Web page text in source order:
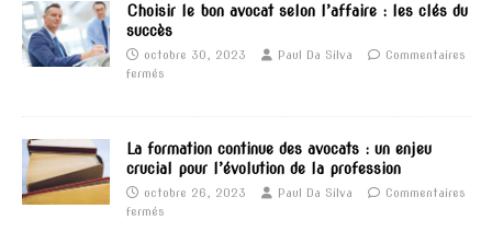
Choisir le bon avocat selon l’affaire : les clés du
succès
octobre 30, 2023 Paul Da Silva
Commentaires
fermés
La formation continue des avocats : un enjeu
crucial pour l’évolution de la profession
octobre 26, 2023 Paul Da Silva
Commentaires
fermés